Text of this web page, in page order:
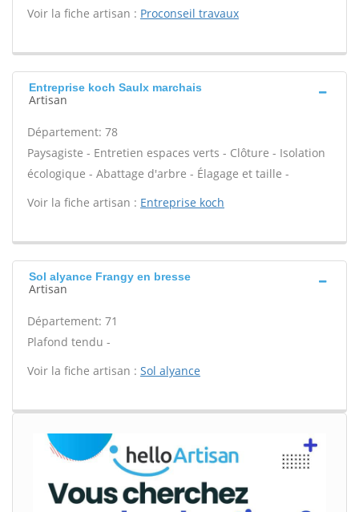
Voir la fiche artisan : Proconseil travaux
Entreprise koch Saulx marchais
Artisan
Département: 78
Paysagiste - Entretien espaces verts - Clôture - Isolation
écologique - Abattage d'arbre - Élagage et taille -
Voir la fiche artisan : Entreprise koch
Sol alyance Frangy en bresse
Artisan
Département: 71
Plafond tendu -
Voir la fiche artisan : Sol alyance